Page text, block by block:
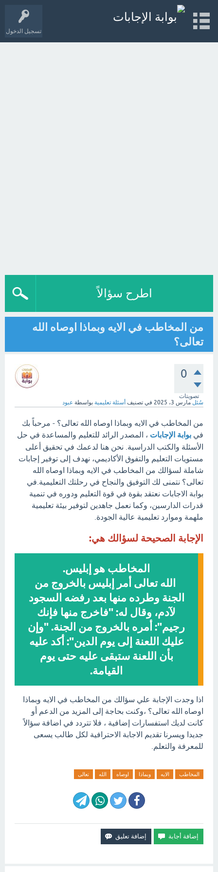
تسجيل الدخول
اطرح سؤالاً
من المخاطب في الايه وبماذا اوصاه الله
تعالى؟
0
تصويتات
سُئل مارس 3، 2025 في تصنيف أسئلة تعليمية بواسطة عبود
من المخاطب في الايه وبماذا اوصاه الله تعالى؟ - مرحباً بك
في بوابة الإجابات ، المصدر الرائد للتعليم والمساعدة في حل
الأسئلة والكتب الدراسية. نحن هنا لدعمك في تحقيق أعلى
مستويات التعليم والتفوق الأكاديمي، نهدف إلى توفير إجابات
شاملة لسؤالك من المخاطب في الايه وبماذا اوصاه الله
تعالى؟ نتمنى لك التوفيق والنجاح في رحلتك التعليمية.في
بوابة الاجابات نعتقد بقوة في قوة التعليم ودوره في تنمية
قدرات الدارسين، وكما نعمل جاهدين لتوفير بيئة تعليمية
ملهمة وموارد تعليمية عالية الجودة.
الإجابة الصحيحة لسؤالك هي:
المخاطب هو إبليس.
الله تعالى أمر إبليس بالخروج من
الجنة وطرده منها بعد رفضه السجود
لآدم، وقال له: "فاخرج منها فإنك
رجيم": أمره بالخروج من الجنة. "وإن
عليك اللعنة إلى يوم الدين": أكد عليه
بأن اللعنة ستبقى عليه حتى يوم
القيامة.
اذا وجدت الإجابة علي سؤالك من المخاطب في الايه وبماذا
اوصاه الله تعالى؟ ،وكنت بحاجة إلى المزيد من الدعم أو
كانت لديك استفسارات إضافية ، فلا تتردد في اضافة سؤالاً
جديدا ويسرنا تقديم الاجابة الاحترافية لكل طالب يسعى
للمعرفة والتعلم.
المخاطب الايه وبماذا اوصاه الله تعالى